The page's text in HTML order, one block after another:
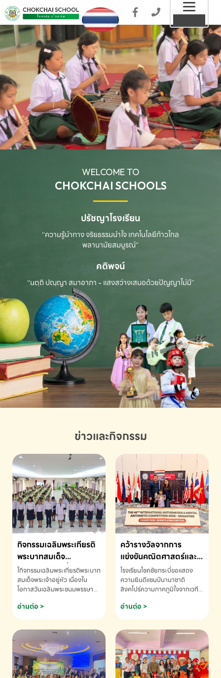
WELCOME TO
CHOKCHAI SCHOOLS
ปรัชญาโรงเรียน
“ความรู้นำทาง จริยธรรมนำใจ เทคโนโลยีก้าวไกล
พลานามัยสมบูรณ์”
คติพจน์
“นตฺถิ ปณฺญา สมาอาภา - แสงสว่างเสมอด้วยปัญญาไม่มี”
ข่าวและกิจกรรม
กิจกรรมเฉลิมพระเกียรติ
พระบาทสมเด็จ
พระเจ้าอยู่หัว เนื่องใน
โอกาสวันเฉลิม
พระชนมพรรษา
โกิจกรรมเฉลิมพระเกียรติพระบาท
สมเด็จพระเจ้าอยู่หัว เนื่องใน
โอกาสวันเฉลิมพระชนมพรรษา
ข้อมูลเพิ่มเติม โทร. 075-691910
อ่านต่อ >
คว้ารางวัลจากการ
แข่งขันคณิตศาสตร์และ
คณิตคิดเร็วนานาชาติ
ครั้งที่ 46 ประจำปี 2569
ณ ประเทศสิงคโปร์
โรงเรียนโชคชัยกระบี่ขอแสดง
ความยินดีแชมป์นานาชาติ
สิงคโปร์ความภาคภูมิใจจากเวที
ด.ช.พัทธนันท์ พรหมพันธ์ ชั้น
อนุบาล EP K3 โรงเรียนโชคชัย
แข่งขันคณิตศาสตร์และคณิตคิด
เร็วนานาชาติ ครั้งที่ 46 ประจำปี
2569 ณ ประเทศสิงคโปร์
INTERNATIONAL
MATHEMATICS AND
อ่านต่อ >